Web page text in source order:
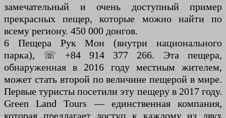
замечательный и очень доступный пример
прекрасных пещер, которые можно найти по
всему региону. 450 000 донгов.
6 Пещера Рук Мон (внутри национального
парка), ☏ +84 914 377 266. Эта пещера,
обнаруженная в 2016 году местным жителем,
может стать второй по величине пещерой в мире.
Первые туристы посетили эту пещеру в 2017 году.
Green Land Tours — единственная компания,
которая предлагает доступ к каждому из двух